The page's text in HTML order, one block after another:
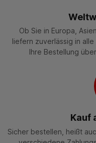
Ob Sie in Europa,
liefern zuverlässig in
Ihre Bestellung
Kauf
Sicher bestellen, heißt